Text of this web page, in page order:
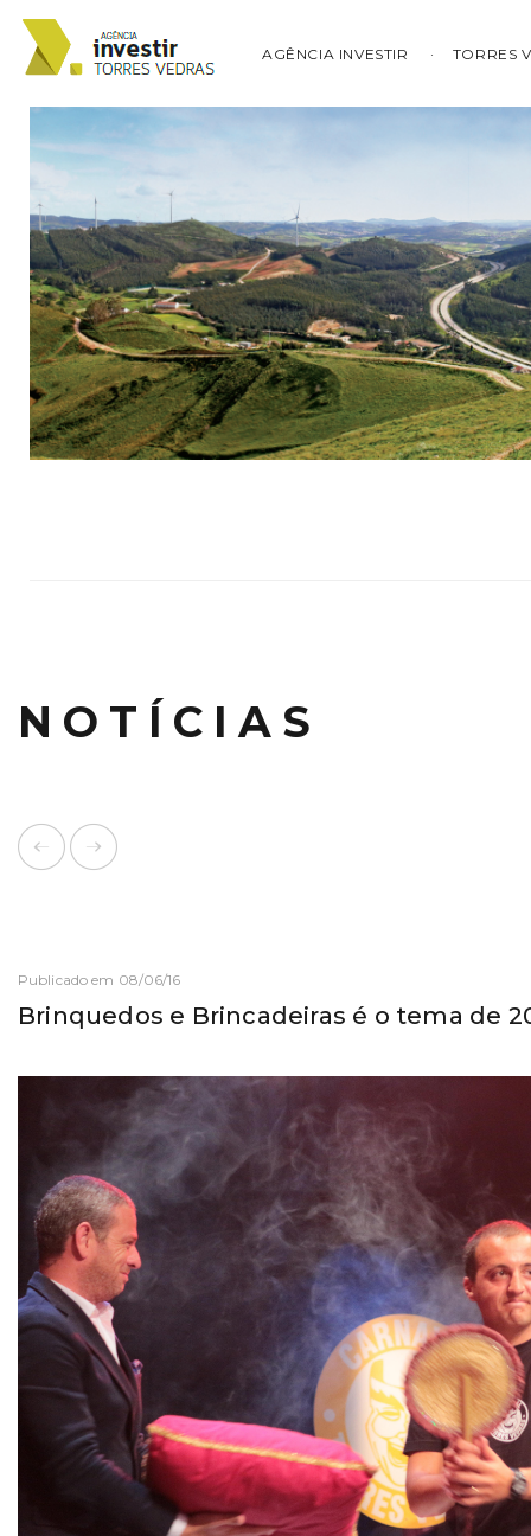
AGÊNCIA INVESTIR TORRES
NOTÍCIAS
Publicado em 08/06/16
Brinquedos e Brincadeiras é o tema de